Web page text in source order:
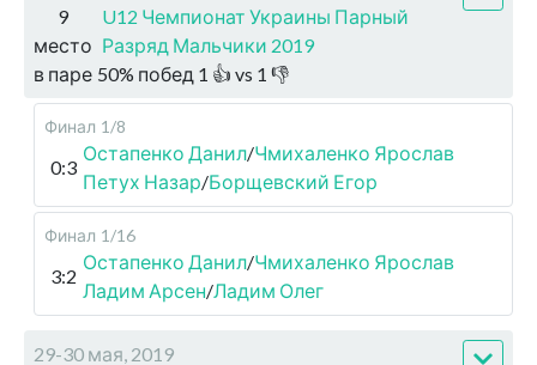
9
место
U12 Чемпионат Украины Парный
Разряд Мальчики 2019
в паре 50% побед 1 👍 vs 1 👎
Финал 1/8
0:3
Остапенко Данил/Чмихаленко Ярослав
Петух Назар/Борщевский Егор
Финал 1/16
3:2
Остапенко Данил/Чмихаленко Ярослав
Ладим Арсен/Ладим Олег
29-30 мая, 2019